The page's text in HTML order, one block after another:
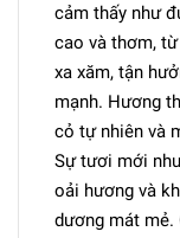
cảm thấy như
cao và thơm,
xa xăm, tận
mạnh. Hương
cỏ tự nhiên và
Sự tươi mới
oải hương và
dương mát